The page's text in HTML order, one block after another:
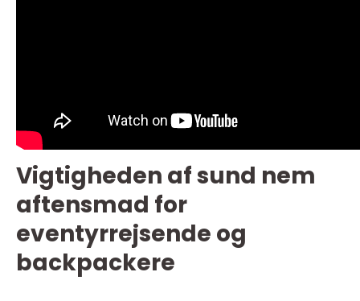
Vigtigheden af sund nem
aftensmad for
eventyrrejsende og
backpackere